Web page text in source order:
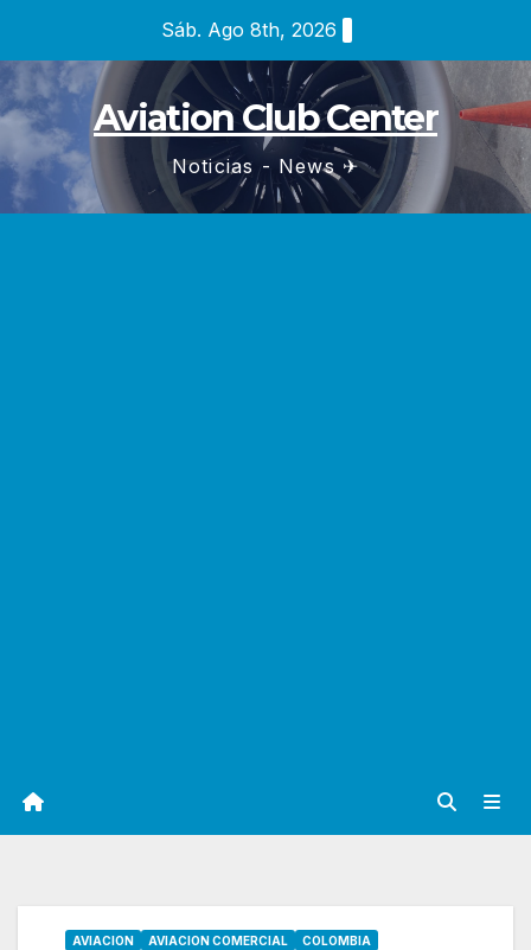
contenido
Sáb. Ago 8th, 2026
Aviation Club Center
Noticias - News ✈
AVIACION AVIACION COMERCIAL COLOMBIA